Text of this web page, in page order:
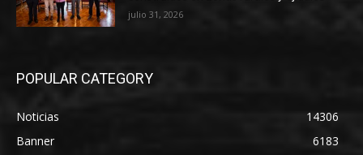
julio 31, 2026
POPULAR CATEGORY
Noticias
14306
Banner
6183